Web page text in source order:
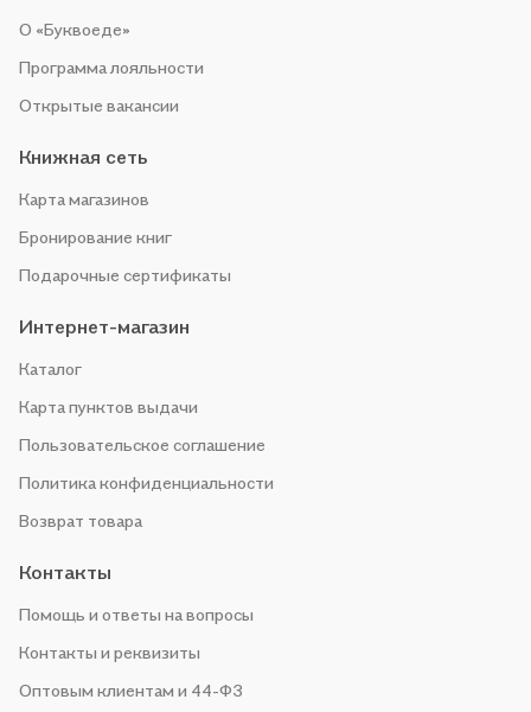
О «Буквоеде»
Программа лояльности
Открытые вакансии
Книжная сеть
Карта магазинов
Бронирование книг
Подарочные сертификаты
Интернет-магазин
Каталог
Карта пунктов выдачи
Пользовательское соглашение
Политика конфиденциальности
Возврат товара
Контакты
Помощь и ответы на вопросы
Контакты и реквизиты
Оптовым клиентам и 44-ФЗ